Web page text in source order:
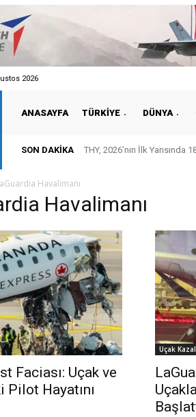
2026
ANASAYFA TÜRKIYE DÜNYA
SON DAKIKA THY, 2026’nın İlk Yarısında
Havalimanı
Havalimanı
Faciası: Uçak ve
Pilot Hayatını
Uçak